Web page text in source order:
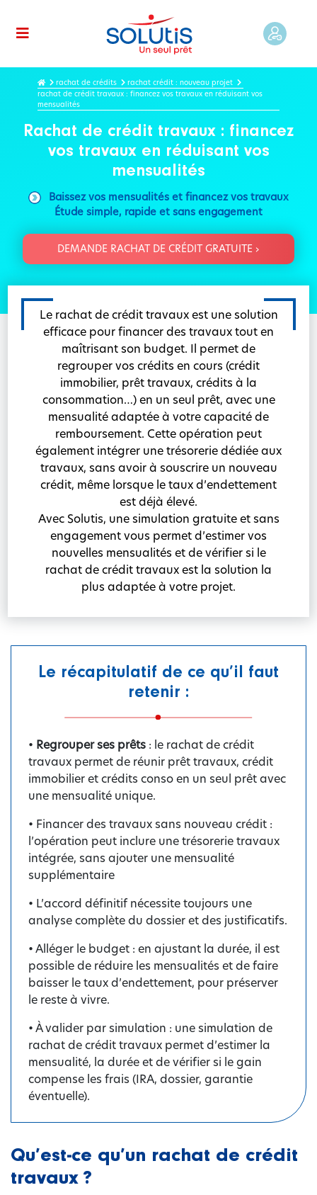
rachat de crédits
rachat crédit : nouveau projet
rachat de crédit travaux : financez vos travaux en réduisant vos
mensualités
Rachat de crédit travaux : financez
vos travaux en réduisant vos
mensualités
Baissez vos mensualités et financez vos travaux
Étude simple, rapide et sans engagement
DEMANDE RACHAT DE CRÉDIT GRATUITE ›
Le rachat de crédit travaux est une solution
efficace pour financer des travaux tout en
maîtrisant son budget. Il permet de
regrouper vos crédits en cours (crédit
immobilier, prêt travaux, crédits à la
consommation…) en un seul prêt, avec une
mensualité adaptée à votre capacité de
remboursement. Cette opération peut
également intégrer une trésorerie dédiée aux
travaux, sans avoir à souscrire un nouveau
crédit, même lorsque le taux d’endettement
est déjà élevé.
Avec Solutis, une simulation gratuite et sans
engagement vous permet d’estimer vos
nouvelles mensualités et de vérifier si le
rachat de crédit travaux est la solution la
plus adaptée à votre projet.
Le récapitulatif de ce qu’il faut
retenir :
• Regrouper ses prêts : le rachat de crédit
travaux permet de réunir prêt travaux, crédit
immobilier et crédits conso en un seul prêt avec
une mensualité unique.
• Financer des travaux sans nouveau crédit :
l’opération peut inclure une trésorerie travaux
intégrée, sans ajouter une mensualité
supplémentaire
• L’accord définitif nécessite toujours une
analyse complète du dossier et des justificatifs.
• Alléger le budget : en ajustant la durée, il est
possible de réduire les mensualités et de faire
baisser le taux d’endettement, pour préserver
le reste à vivre.
• À valider par simulation : une simulation de
rachat de crédit travaux permet d’estimer la
mensualité, la durée et de vérifier si le gain
compense les frais (IRA, dossier, garantie
éventuelle).
Qu’est-ce qu’un rachat de crédit
travaux ?